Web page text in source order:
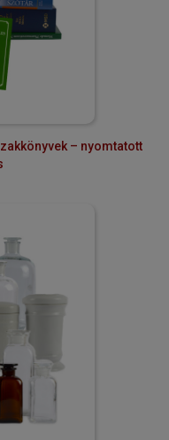
– nyomtatott